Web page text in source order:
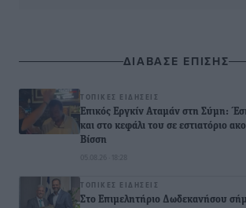
ΔΙΑΒΑΣΕ ΕΠΙΣΗΣ
ΤΟΠΙΚΈΣ ΕΙΔΉΣΕΙΣ
Επικός Εργκίν Αταμάν στη Σύμη:
και στο κεφάλι του σε εστιατόριο
Βίσση
05.08.26 · 18:28
ΤΟΠΙΚΈΣ ΕΙΔΉΣΕΙΣ
Στο Επιμελητήριο Δωδεκανήσου